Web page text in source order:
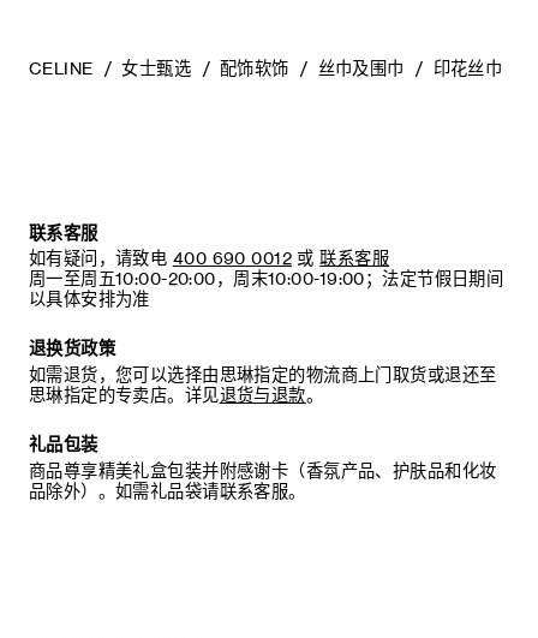
CELINE 女士甄选 配饰软饰 丝巾及围巾 印花丝巾
联系客服
如有疑问，请致电 400 690 0012 或 联系客服
周一至周五10:00-20:00，周末10:00-19:00；法定节假日期间
以具体安排为准
退换货政策
如需退货，您可以选择由思琳指定的物流商上门取货或退还至
思琳指定的专卖店。详见退货与退款。
礼品包装
商品尊享精美礼盒包装并附感谢卡（香氛产品、护肤品和化妆
品除外）。如需礼品袋请联系客服。